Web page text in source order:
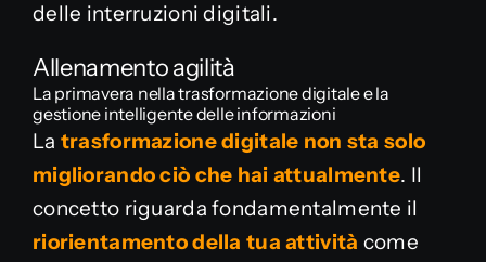
delle interruzioni digitali.
Allenamento agilità
La primavera nella trasformazione digitale e la
gestione intelligente delle informazioni
La trasformazione digitale non sta solo
migliorando ciò che hai attualmente. Il
concetto riguarda fondamentalmente il
riorientamento della tua attività come